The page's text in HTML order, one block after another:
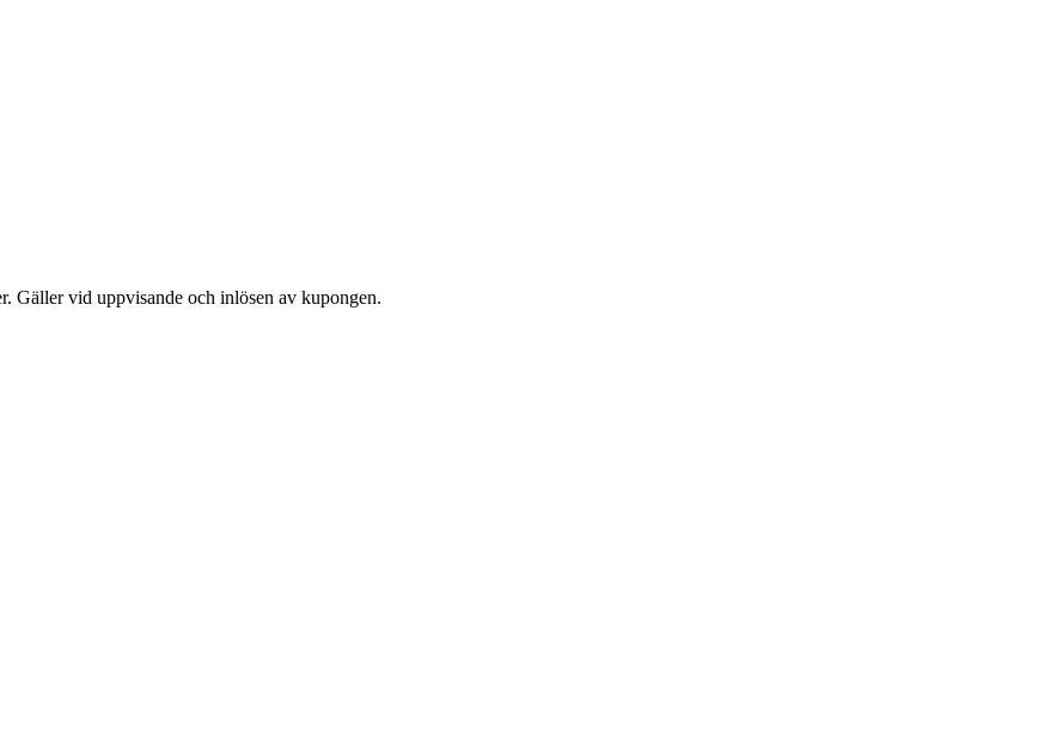
Gäller vid uppvisande och inlösen av kupongen.